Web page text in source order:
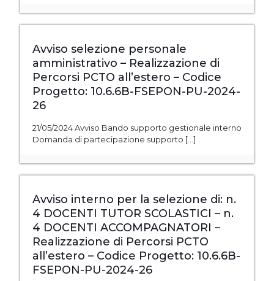
Avviso selezione personale
amministrativo – Realizzazione di
Percorsi PCTO all’estero – Codice
Progetto: 10.6.6B-FSEPON-PU-2024-
26
21/05/2024 Avviso Bando supporto gestionale interno
Domanda di partecipazione supporto […]
Avviso interno per la selezione di: n.
4 DOCENTI TUTOR SCOLASTICI – n.
4 DOCENTI ACCOMPAGNATORI –
Realizzazione di Percorsi PCTO
all’estero – Codice Progetto: 10.6.6B-
FSEPON-PU-2024-26